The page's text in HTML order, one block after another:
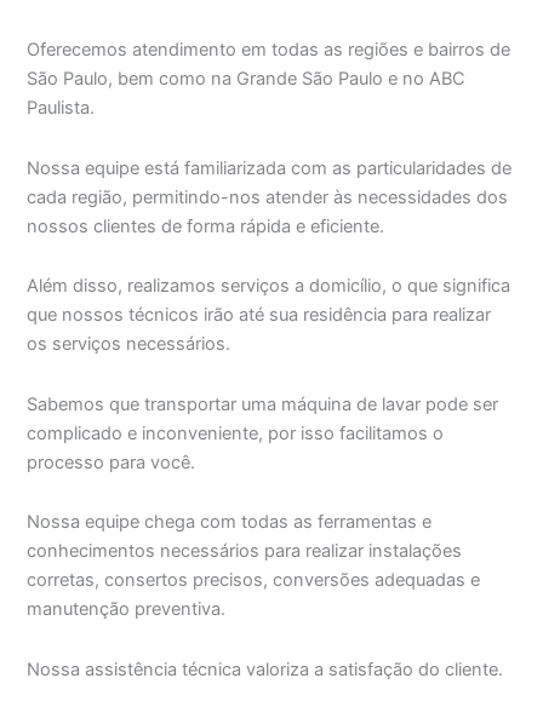
Oferecemos atendimento em todas as regiões e bairros de
São Paulo, bem como na Grande São Paulo e no ABC
Paulista.
Nossa equipe está familiarizada com as particularidades de
cada região, permitindo-nos atender às necessidades dos
nossos clientes de forma rápida e eficiente.
Além disso, realizamos serviços a domicílio, o que significa
que nossos técnicos irão até sua residência para realizar
os serviços necessários.
Sabemos que transportar uma máquina de lavar pode ser
complicado e inconveniente, por isso facilitamos o
processo para você.
Nossa equipe chega com todas as ferramentas e
conhecimentos necessários para realizar instalações
corretas, consertos precisos, conversões adequadas e
manutenção preventiva.
Nossa assistência técnica valoriza a satisfação do cliente.